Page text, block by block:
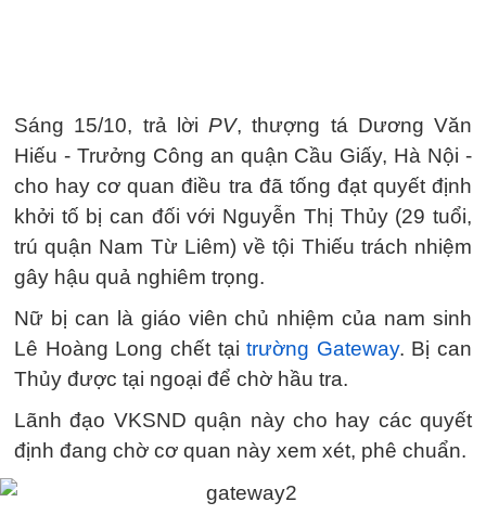
Sáng 15/10, trả lời PV, thượng tá Dương Văn
Hiếu - Trưởng Công an quận Cầu Giấy, Hà Nội -
cho hay cơ quan điều tra đã tống đạt quyết định
khởi tố bị can đối với Nguyễn Thị Thủy (29 tuổi,
trú quận Nam Từ Liêm) về tội Thiếu trách nhiệm
gây hậu quả nghiêm trọng.
Nữ bị can là giáo viên chủ nhiệm của nam sinh
Lê Hoàng Long chết tại trường Gateway. Bị can
Thủy được tại ngoại để chờ hầu tra.
Lãnh đạo VKSND quận này cho hay các quyết
định đang chờ cơ quan này xem xét, phê chuẩn.